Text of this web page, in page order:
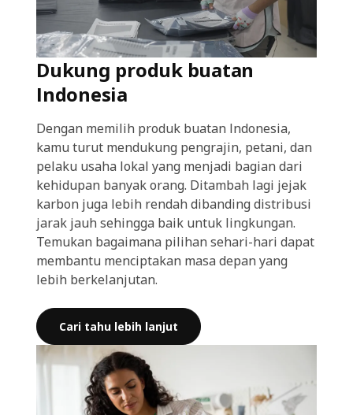
Dukung produk buatan
Indonesia
Dengan memilih produk buatan Indonesia,
kamu turut mendukung pengrajin, petani, dan
pelaku usaha lokal yang menjadi bagian dari
kehidupan banyak orang. Ditambah lagi jejak
karbon juga lebih rendah dibanding distribusi
jarak jauh sehingga baik untuk lingkungan.
Temukan bagaimana pilihan sehari-hari dapat
membantu menciptakan masa depan yang
lebih berkelanjutan.
Cari tahu lebih lanjut